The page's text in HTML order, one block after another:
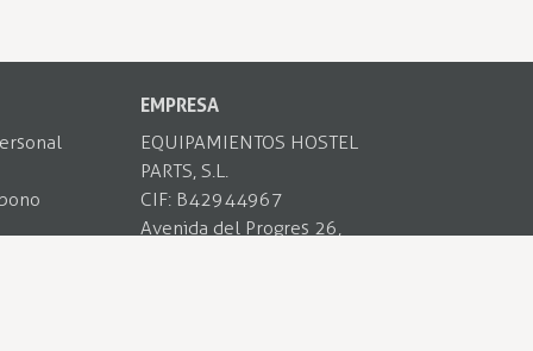
EMPRESA
EQUIPAMIENTOS HOSTEL
PARTS, S.L.
CIF: B42944967
Avenida del Progres 26,